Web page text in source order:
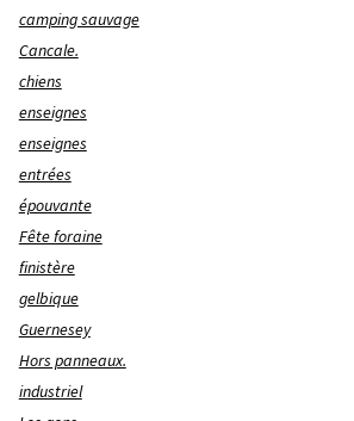
camping sauvage
Cancale.
chiens
enseignes
enseignes
entrées
épouvante
Fête foraine
finistère
gelbique
Guernesey
Hors panneaux.
industriel